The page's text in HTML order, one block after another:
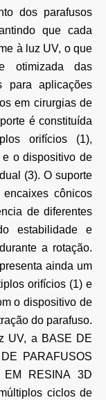
dos parafusos
que cada
à luz UV, o que
otimizada das
para aplicações
em cirurgias de
é constituída
orifícios (1),
o dispositivo de
(3). O suporte
cônicos
de diferentes
estabilidade e
a rotação.
ainda um
orifícios (1) e
o dispositivo de
do parafuso.
UV, a BASE DE
PARAFUSOS
EM RESINA 3D
ciclos de